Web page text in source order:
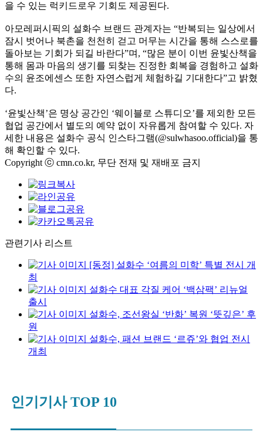
을 수 있는 럭키드로우 기회도 제공된다.
아모레퍼시픽의 설화수 브랜드 관계자는 “반복되는 일상에서
잠시 벗어나 북촌을 천천히 걷고 머무는 시간을 통해 스스로를
돌아보는 기회가 되길 바란다”며, “많은 분이 이번 윤빛산책을
통해 몸과 마음의 생기를 되찾는 진정한 회복을 경험하고 설화
수의 윤조에센스 또한 자연스럽게 체험하길 기대한다”고 밝혔
다.
‘윤빛산책’은 명상 공간인 ‘웨이블로 스튜디오’를 제외한 모든
협업 공간에서 별도의 예약 없이 자유롭게 참여할 수 있다. 자
세한 내용은 설화수 공식 인스타그램(@sulwhasoo.official)을 통
해 확인할 수 있다.
Copyright ⓒ cmn.co.kr, 무단 전재 및 재배포 금지
관련기사 리스트
[동정] 설화수 ‘여름의 미학’ 특별 전시 개
최
설화수 대표 각질 케어 ‘백삼팩’ 리뉴얼
출시
설화수, 조선왕실 ‘반화’ 복원 ‘뜻깊은’ 후
원
설화수, 패션 브랜드 ‘르쥬’와 협업 전시
개최
인기기사 TOP 10